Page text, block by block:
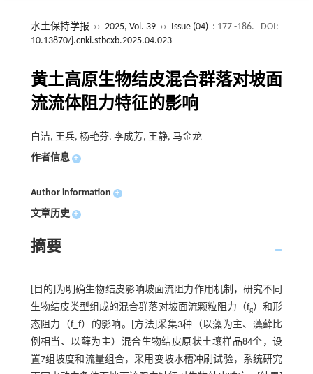
水土保持学报 ›› 2025, Vol. 39 ›› Issue (04) : 177 -186.
DOI:
10.13870/j.cnki.stbcxb.2025.04.023
黄土高原生物结皮混合群落对坡面
流流体阻力特征的影响
白洁, 王兵, 杨艳芬, 李成芳, 王静, 马金龙
作者信息 +
Author information +
文章历史 +
摘要
[目的]为明确生物结皮影响坡面流阻力作用机制，研究不同
生物结皮类型组成的混合群落对坡面流颗粒阻力（fg）和形
态阻力（f_f）的影响。[方法]采集3种（以藻为主、藻藓比
例相当、以藓为主）混合生物结皮原状土壤样品84个，设
置7组坡度和流量组合，采用变坡水槽冲刷试验，系统研究